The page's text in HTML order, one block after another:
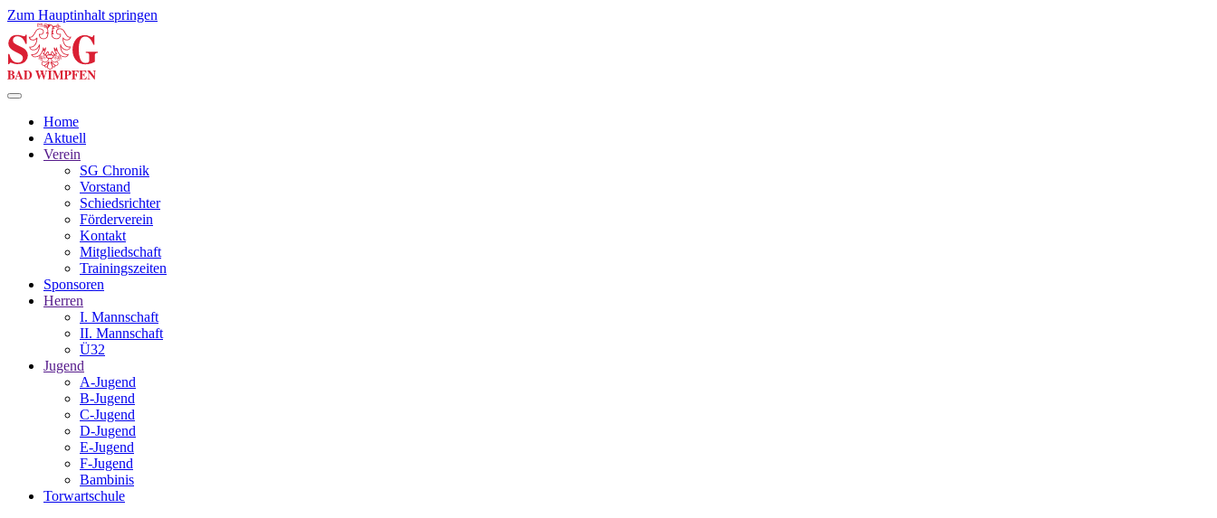
Zum Hauptinhalt springen
Home
Aktuell
Verein
SG Chronik
Vorstand
Schiedsrichter
Förderverein
Kontakt
Mitgliedschaft
Trainingszeiten
Sponsoren
Herren
I. Mannschaft
II. Mannschaft
Ü32
Jugend
A-Jugend
B-Jugend
C-Jugend
D-Jugend
E-Jugend
F-Jugend
Bambinis
Torwartschule